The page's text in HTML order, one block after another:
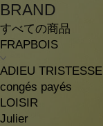
BRAND
すべての商品
FRAPBOIS
ADIEU TRISTESSE
congés payés
LOISIR
Julier